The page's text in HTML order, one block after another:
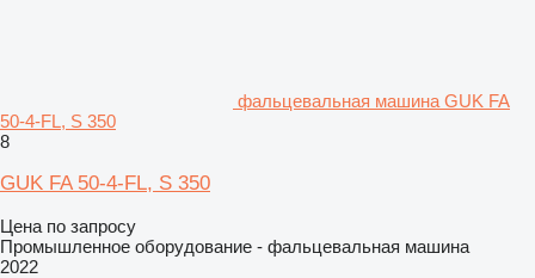
фальцевальная машина GUK FA
50-4-FL, S 350
8
GUK FA 50-4-FL, S 350
Цена по запросу
Промышленное оборудование - фальцевальная машина
2022